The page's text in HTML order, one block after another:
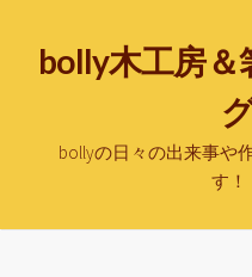
bolly木工房＆
bollyの日々の出来事や
す！